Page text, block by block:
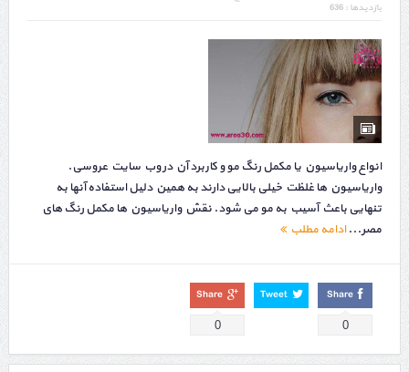
بازدیدها : 636
انواع واریاسیون یا مکمل رنگ مو و کاربرد آن در وب سایت عروسی.
واریاسیون ها غلظت خیلی بالایی دارند به همین دلیل استفاده آنها به
تنهایی باعث آسیب به مو می شود. نقش واریاسیون ها مکمل رنگ های
مصر...ادامه مطلب
Share
0
Tweet
Share
0